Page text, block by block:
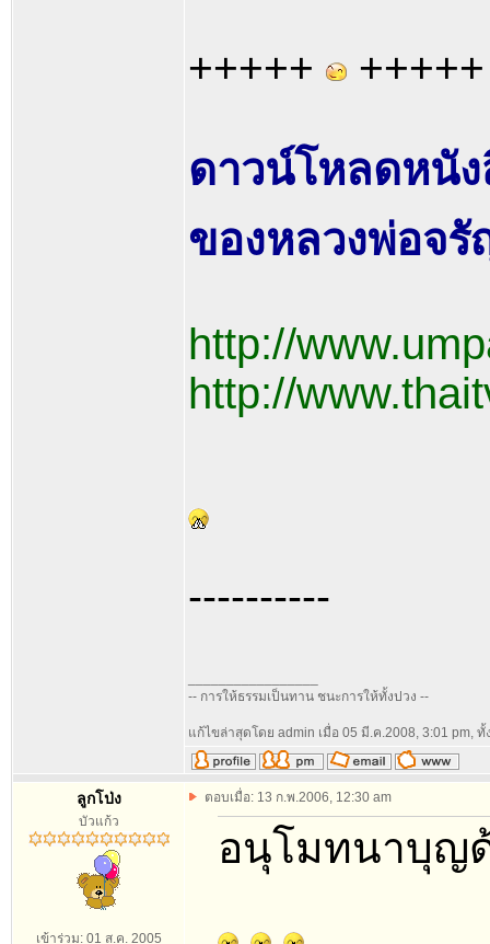
+++++ +++++
ดาวน์โหลดหนัง
ของหลวงพ่อจ
http://
http://
----------
-- การให้ธรรมเป็นทาน ชนะการให้ทั้งปวง --
แก้ไขล่าสุดโดย admin เมื่อ 05 มี.ค.2008, 3:01 pm,
ลูกโป่ง
บัวแก้ว
เข้าร่วม: 01 ส.ค. 2005
ตอบเมื่อ: 13 ก.พ.2006, 12:30 am
อนุโมทนาบุญ